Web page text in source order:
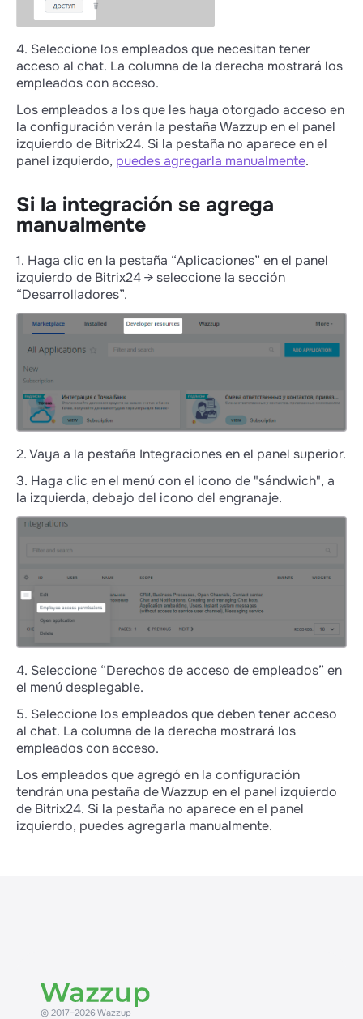
4. Seleccione los empleados que necesitan tener
acceso al chat. La columna de la derecha mostrará los
empleados con acceso.
Los empleados a los que les haya otorgado acceso en
la configuración verán la pestaña Wazzup en el panel
izquierdo de Bitrix24. Si la pestaña no aparece en el
panel izquierdo, puedes agregarla manualmente.
Si la integración se agrega
manualmente
1. Haga clic en la pestaña “Aplicaciones” en el panel
izquierdo de Bitrix24 → seleccione la sección
“Desarrolladores”.
2. Vaya a la pestaña Integraciones en el panel superior.
3. Haga clic en el menú con el icono de "sándwich", a
la izquierda, debajo del icono del engranaje.
4. Seleccione “Derechos de acceso de empleados” en
el menú desplegable.
5. Seleccione los empleados que deben tener acceso
al chat. La columna de la derecha mostrará los
empleados con acceso.
Los empleados que agregó en la configuración
tendrán una pestaña de Wazzup en el panel izquierdo
de Bitrix24. Si la pestaña no aparece en el panel
izquierdo, puedes agregarla manualmente.
© 2017–2026 Wazzup